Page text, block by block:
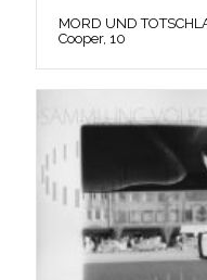
MORD UND
Cooper, 10